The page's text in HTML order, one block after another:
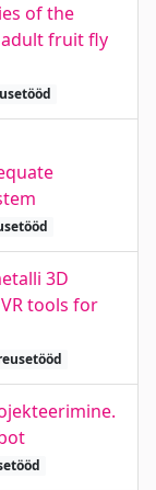
of the
fruit fly
3D
tools for